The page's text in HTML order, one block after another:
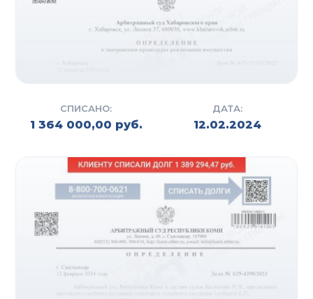
СПИСАНО:
1 364 000,00 руб.
ДАТА:
12.02.2024